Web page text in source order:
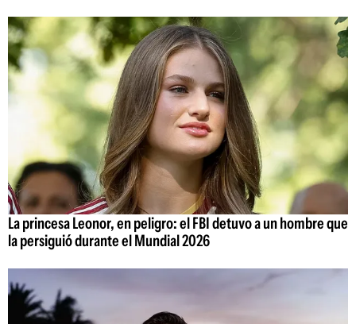
La princesa Leonor, en peligro: el FBI detuvo a un hombre que
la persiguió durante el Mundial 2026